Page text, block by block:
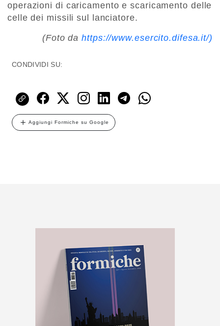
operazioni di caricamento e scaricamento delle
celle dei missili sul lanciatore.
(Foto dahttps://www.esercito.difesa.it/)
CONDIVIDI SU:
Aggiungi Formiche su Google